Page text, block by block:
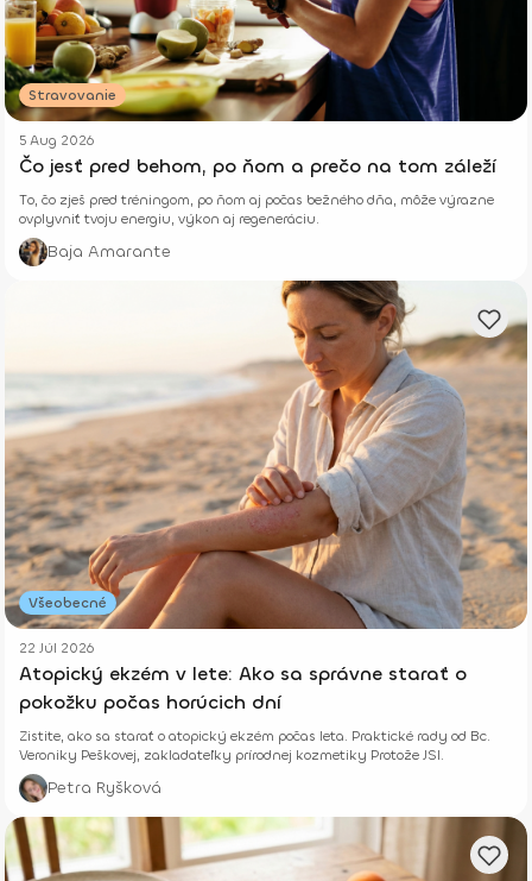
Stravovanie
5 Aug 2026
Čo jesť pred behom, po ňom a prečo na tom záleží
To, čo zješ pred tréningom, po ňom aj počas bežného dňa, môže výrazne
ovplyvniť tvoju energiu, výkon aj regeneráciu.
Baja Amarante
Všeobecné
22 Júl 2026
Atopický ekzém v lete: Ako sa správne starať o
pokožku počas horúcich dní
Zistite, ako sa starať o atopický ekzém počas leta. Praktické rady od Bc.
Veroniky Peškovej, zakladateľky prírodnej kozmetiky Protože JSI.
Petra Ryšková